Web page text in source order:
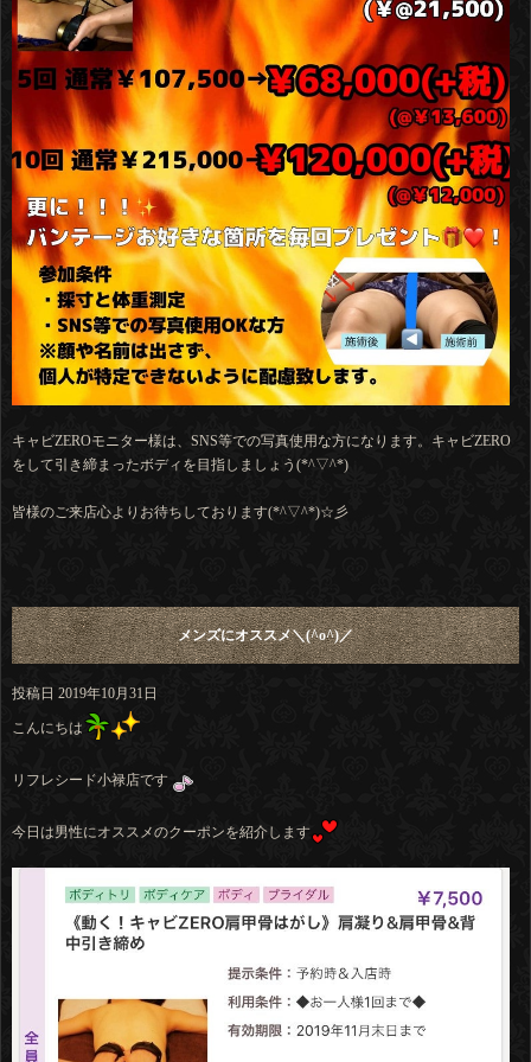
キャビZEROモニター様は、SNS等での写真使用な方になります。キャビZERO
をして引き締まったボディを目指しましょう(*^▽^*)
皆様のご来店心よりお待ちしております(*^▽^*)☆彡
メンズにオススメ＼(^o^)／
投稿日 2019年10月31日
こんにちは
リフレシード小禄店です
今日は男性にオススメのクーポンを紹介します